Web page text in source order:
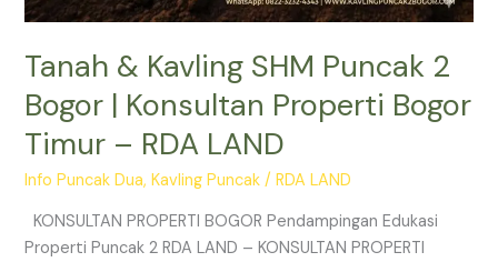
Tanah & Kavling SHM Puncak 2
Bogor | Konsultan Properti Bogor
Timur – RDA LAND
Info Puncak Dua,Kavling Puncak /RDA LAND
KONSULTAN PROPERTI BOGOR Pendampingan Edukasi
Properti Puncak 2 RDA LAND – KONSULTAN PROPERTI